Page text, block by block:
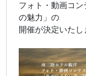
フォト・動画コン
の魅力」の
開催が決定いたし